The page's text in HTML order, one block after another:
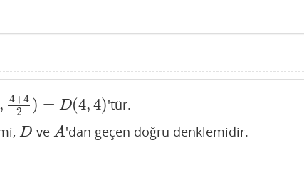
, 4+4
2
) = D(4,4)
4 +42) = D(4 ,4) 'tür.
D
D ve A
A 'dan geçen doğru denklemidir.